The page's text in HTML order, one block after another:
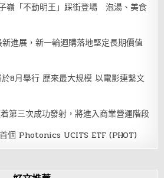
嶺「不動明王」踩街登場 泡湯、美食
進展，新一輪迴購落地堅定長期價值
於8月舉行 歷來最大規模 以電影連繫文
第三次成功發射，將進入商業營運階段
個 Photonics UCITS ETF (PHOT)